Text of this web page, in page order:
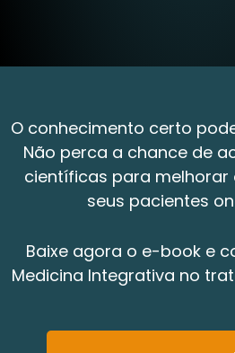
O conhecimento certo
Não perca a chance de
científicas para melhorar
seus pacientes
Baixe agora o e-book e
Medicina Integrativa no